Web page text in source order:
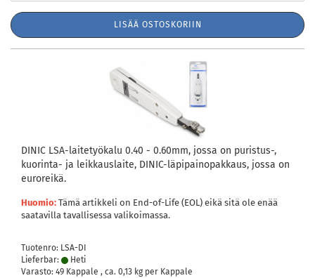
LISÄÄ OSTOSKORIIN
DINIC LSA-laitetyökalu 0.40 - 0.60mm, jossa on puristus-,
kuorinta- ja leikkauslaite, DINIC-läpipainopakkaus, jossa on
euroreikä.
Huomio: Tämä artikkeli on End-of-Life (EOL) eikä sitä ole enää
saatavilla tavallisessa valikoimassa.
Tuotenro: LSA-DI
Lieferbar:
Heti
Varasto: 49 Kappale , ca. 0,13 kg per Kappale